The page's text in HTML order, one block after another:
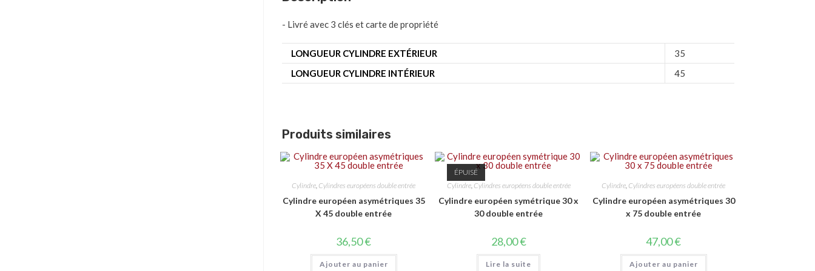
- Livré avec 3 clés et carte de propriété
LONGUEUR CYLINDRE EXTÉRIEUR
35
LONGUEUR CYLINDRE INTÉRIEUR
45
Produits similaires
Cylindre, Cylindres européens double entrée
Cylindre européen asymétriques 35
X 45 double entrée
36,50€
Ajouter au panier
ÉPUISÉ
Cylindre, Cylindres européens double entrée
Cylindre européen symétrique 30 x
30 double entrée
28,00€
Lire la suite
Cylindre, Cylindres européens double entrée
Cylindre européen asymétriques 30
x 75 double entrée
47,00€
Ajouter au panier